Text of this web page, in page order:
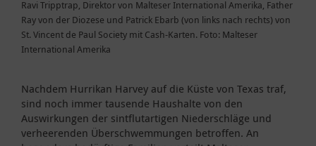
Ravi Tripptrap, Direktor von Malteser International Amerika, Father
Ray von der Diozese und Patrick Ebarb (von links nach rechts) von
St. Vincent de Paul Society mit Cash-Karten. Foto: Malteser
International Amerika
Nachdem Hurrikan Harvey auf die Küste von Texas traf,
sind noch immer tausende Haushalte von den
Auswirkungen der sintflutartigen Niederschläge und
verheerenden Überschwemmungen betroffen. An